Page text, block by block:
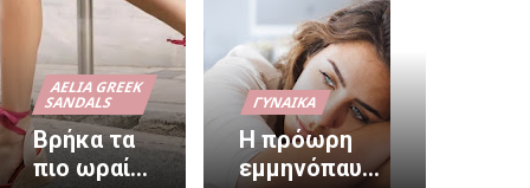
AELIA GREEK
SANDALS
Βρήκα τα
πιο ωραία
ΓΥΝΑΊΚΑ
Η πρόωρη
εμμηνόπαυση